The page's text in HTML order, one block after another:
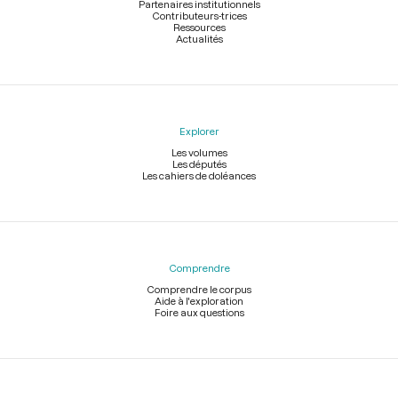
Partenaires institutionnels
Contributeurs-trices
Ressources
Actualités
Explorer
Les volumes
Les députés
Les cahiers de doléances
Comprendre
Comprendre le corpus
Aide à l'exploration
Foire aux questions